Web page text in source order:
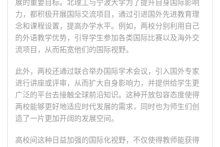
展的重要目标。北理工与宁波大学为了提升自身国际影响
力，都积极开展国际交流项目，通过引进国外先进教育理
念和课程设置，提高办学水平。例如，两校分别利用自己
的外语教学优势，引导学生参加各类国际比赛以及海外交
流项目，从而拓宽他们的国际视野。
此外，两校还通过联合举办国际学术会议，引入国外专家
进行讲座或评审，从而扩大自身影响力，并提供给学生更
广泛的平台去接触全球前沿知识。这种开放包容态度使得
两校能够更好地适应时代发展的需求，同时也为师生们创
造了一片更加开阔的发展空间。
高校间这种日益加强的国际化视野，不仅使得教师能获得